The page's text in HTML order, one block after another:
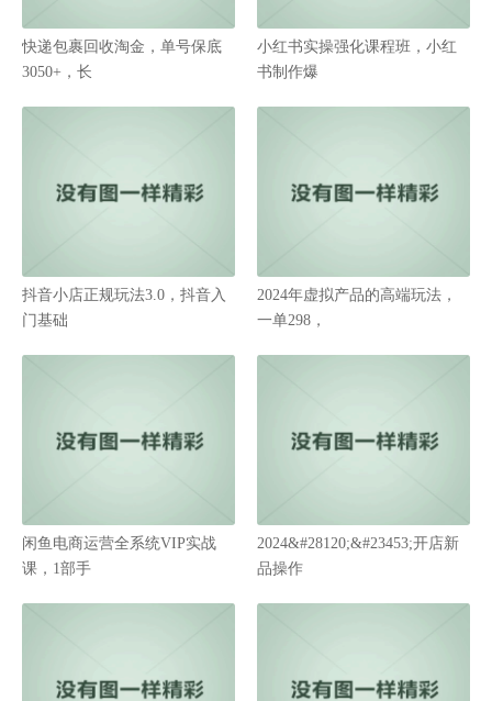
快递包裹回收淘金，单号保底
3050+，长
小红书实操强化课程班，小红
书制作爆
抖音小店正规玩法3.0，抖音入
门基础
2024年虚拟产品的高端玩法，
一单298，
闲鱼电商运营全系统VIP实战
课，1部手
2024&#28120;&#23453;开店新
品操作